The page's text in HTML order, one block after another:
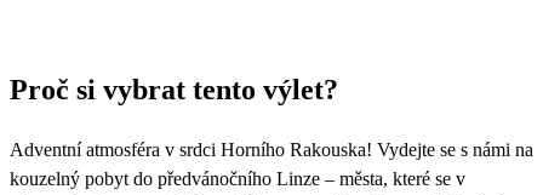
Proč si vybrat tento výlet?
Adventní atmosféra v srdci Horního Rakouska! Vydejte se s námi na
kouzelný pobyt do předvánočního Linze – města, které se v